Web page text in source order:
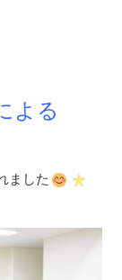
よる
ました